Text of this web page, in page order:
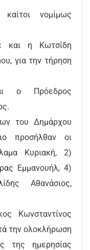
νομίμως
και η Κωτσίδη
για την τήρηση
ο Πρόεδρος
του Δημάρχου
προσήλθαν οι
Κυριακή, 2)
Εμμανουήλ, 4)
Αθανάσιος,
Κωνσταντίνος
την ολοκλήρωση
της ημερησίας